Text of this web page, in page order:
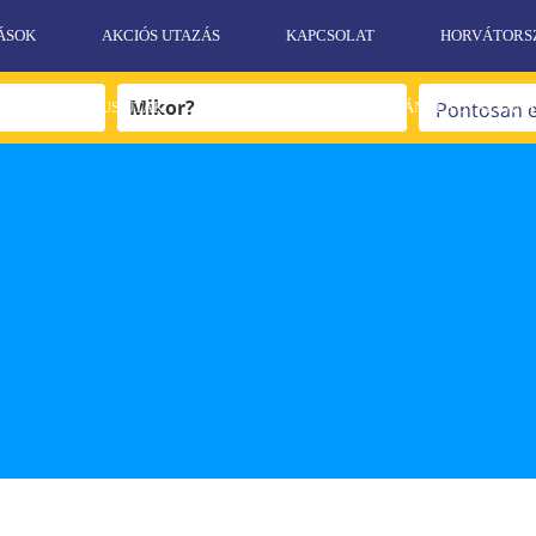
AKCIÓS UTAZÁS KAPCSOLAT
EGZOTIKUS UTAK AJÁNDÉKUTALVÁNY